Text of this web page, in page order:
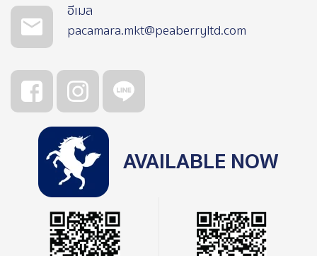
อีเมล
pacamara.mkt@peaberryltd.com
AVAILABLE NOW